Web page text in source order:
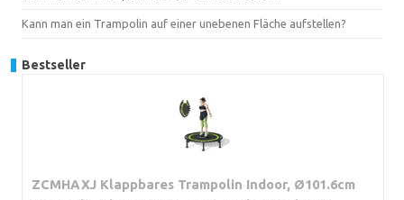
Kann man ein Trampolin auf einer unebenen Fläche aufstellen?
Bestseller
ZCMHAXJ Klappbares Trampolin Indoor, Ø101.6cm